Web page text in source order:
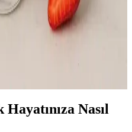
Yaşam ve Kilo Kontrolü
Nasıl